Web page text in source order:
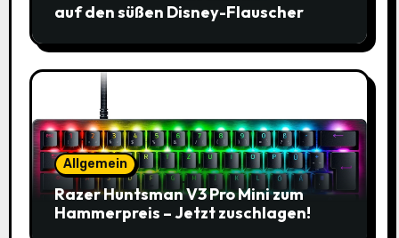
auf den süßen Disney-Flauscher
Allgemein
Razer Huntsman V3 Pro Mini zum
Hammerpreis – Jetzt zuschlagen!